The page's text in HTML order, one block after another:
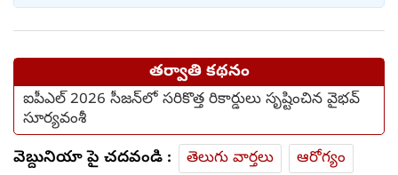
తర్వాతి కథనం
ఐపీఎల్ 2026 సీజన్‌లో సరికొత్త రికార్డులు సృష్టించిన వైభవ్
సూర్యవంశీ
వెబ్దునియా పై చదవండి : తెలుగు వార్తలు ఆరోగ్యం